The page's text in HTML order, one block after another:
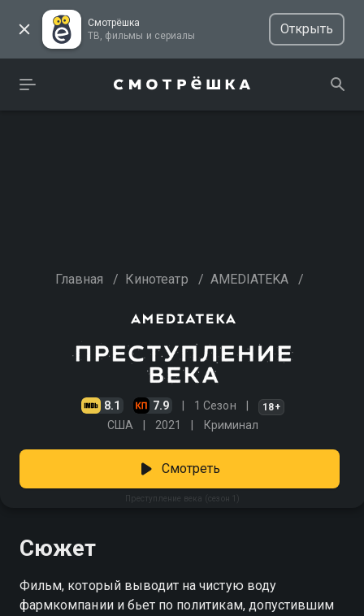
Смотрёшка
ТВ, фильмы и сериалы
Открыть
Главная / Кинотеатр / AMEDIATEKA /
8.1 7.9 1 Сезон 18+
США 2021 Криминал
Преступление века (сезон 1)
Смотреть
Сюжет
Фильм, который выводит на чистую воду
фармкомпании и бьет по политикам, допустившим